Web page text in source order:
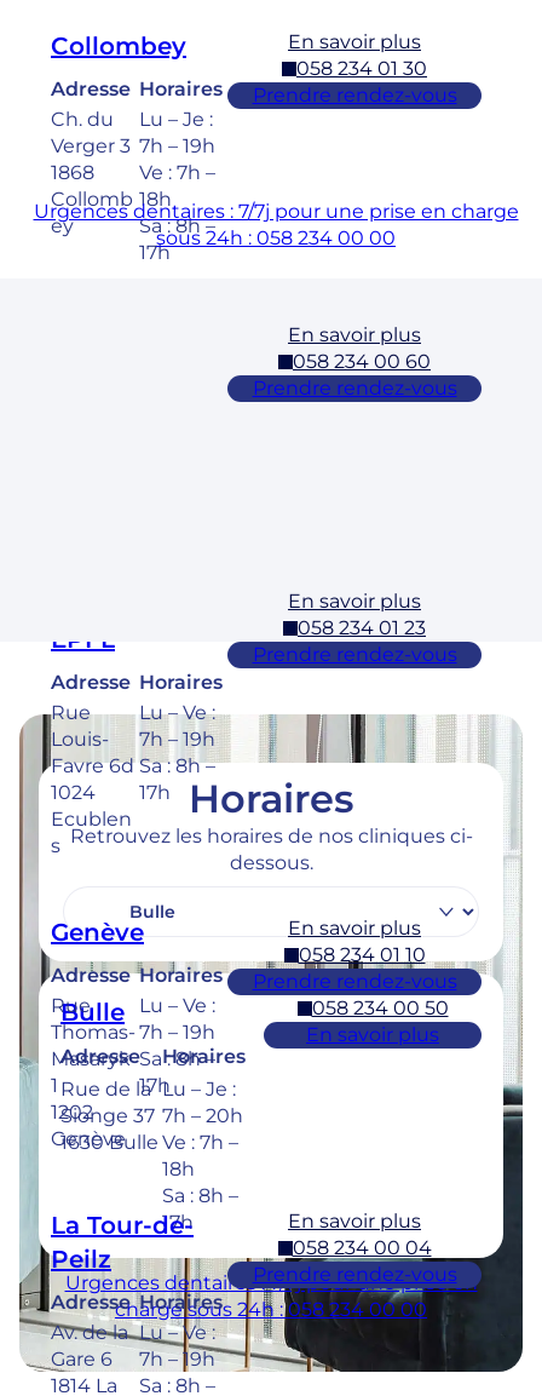
Collombey
Adresse
Ch. du
Verger 3
1868
Collomb
ey
Horaires
Lu – Je :
7h – 19h
Ve : 7h –
18h
Sa : 8h –
17h
En savoir plus
058 234 01 30
Prendre rendez-vous
En savoir plus
058 234 00 60
Prendre rendez-vous
EPFL
Adresse
Rue
Louis-
Favre 6d
1024
Ecublen
s
Horaires
Lu – Ve :
7h – 19h
Sa : 8h –
17h
En savoir plus
058 234 01 23
Prendre rendez-vous
Genève
Adresse
Rue
Thomas-
Masaryk
1
1202
Genève
Horaires
Lu – Ve :
7h – 19h
Sa : 8h –
17h
En savoir plus
058 234 01 10
Prendre rendez-vous
La Tour-de-
Peilz
Adresse
Av. de la
Gare 6
1814 La
Horaires
Lu – Ve :
7h – 19h
Sa : 8h –
En savoir plus
058 234 00 04
Prendre rendez-vous
Urgences dentaires : 7/7j pour une prise en charge
sous 24h : 058 234 00 00
Horaires
Retrouvez les horaires de nos cliniques ci-
dessous.
Bulle
Adresse
Rue de la
Sionge 37
1630 Bulle
Horaires
Lu – Je :
7h – 20h
Ve : 7h –
18h
Sa : 8h –
17h
058 234 00 50
En savoir plus
Urgences dentaires : 7/7j pour une prise en
charge sous 24h : 058 234 00 00